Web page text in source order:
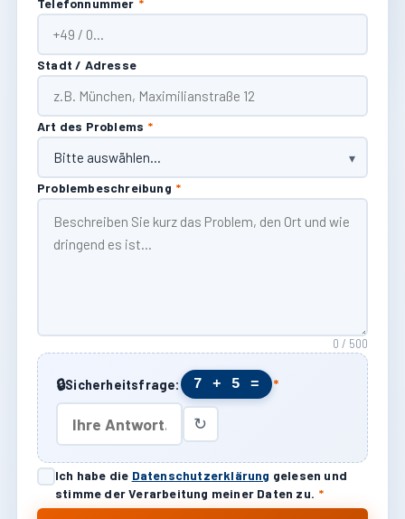
Telefonnummer *
Stadt / Adresse
Art des Problems *
Problembeschreibung *
0 / 500
🔒Sicherheitsfrage: 7 + 5 = *
↻
Ich habe die Datenschutzerklärung gelesen und
stimme der Verarbeitung meiner Daten zu. *